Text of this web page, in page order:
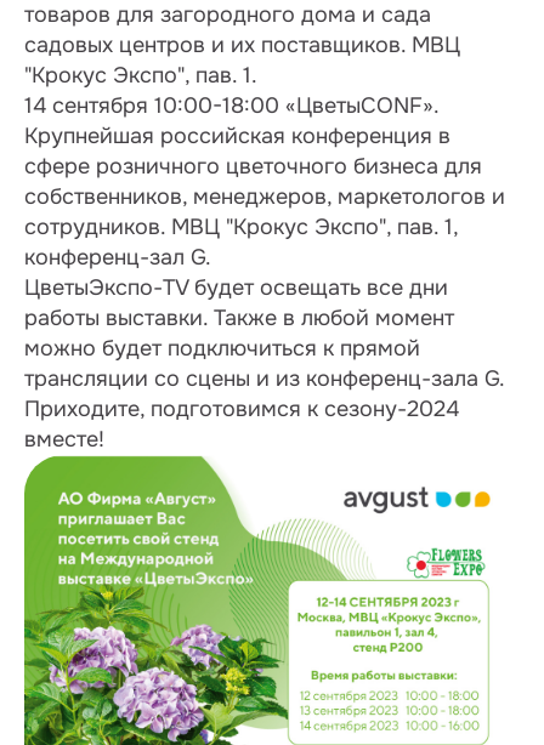
товаров для загородного дома и сада
садовых центров и их поставщиков. МВЦ
"Крокуc Экспо", пав. 1.
14 сентября 10:00-18:00 «ЦветыCONF».
Крупнейшая российская конференция в
сфере розничного цветочного бизнеса для
собственников, менеджеров, маркетологов и
сотрудников. МВЦ "Крокуc Экспо", пав. 1,
конференц-зал G.
ЦветыЭкспо-TV будет освещать все дни
работы выставки. Также в любой момент
можно будет подключиться к прямой
трансляции со сцены и из конференц-зала G.
Приходите, подготовимся к сезону-2024
вместе!